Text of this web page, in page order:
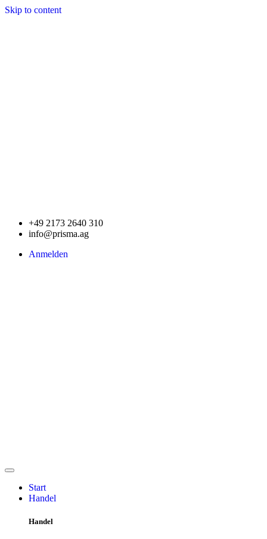
Skip to content
+49 2173 2640 310
info@prisma.ag
Anmelden
Start
Handel
Handel